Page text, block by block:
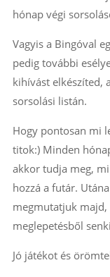
hónap végi
Vagyis a Bingóval
pedig további
kihívást elkészíted,
sorsolási listán.
Hogy pontosan mi
titok:) Minden
akkor tudja meg,
hozzá a futár.
megmutatjuk majd,
meglepetésből
Jó játékot és